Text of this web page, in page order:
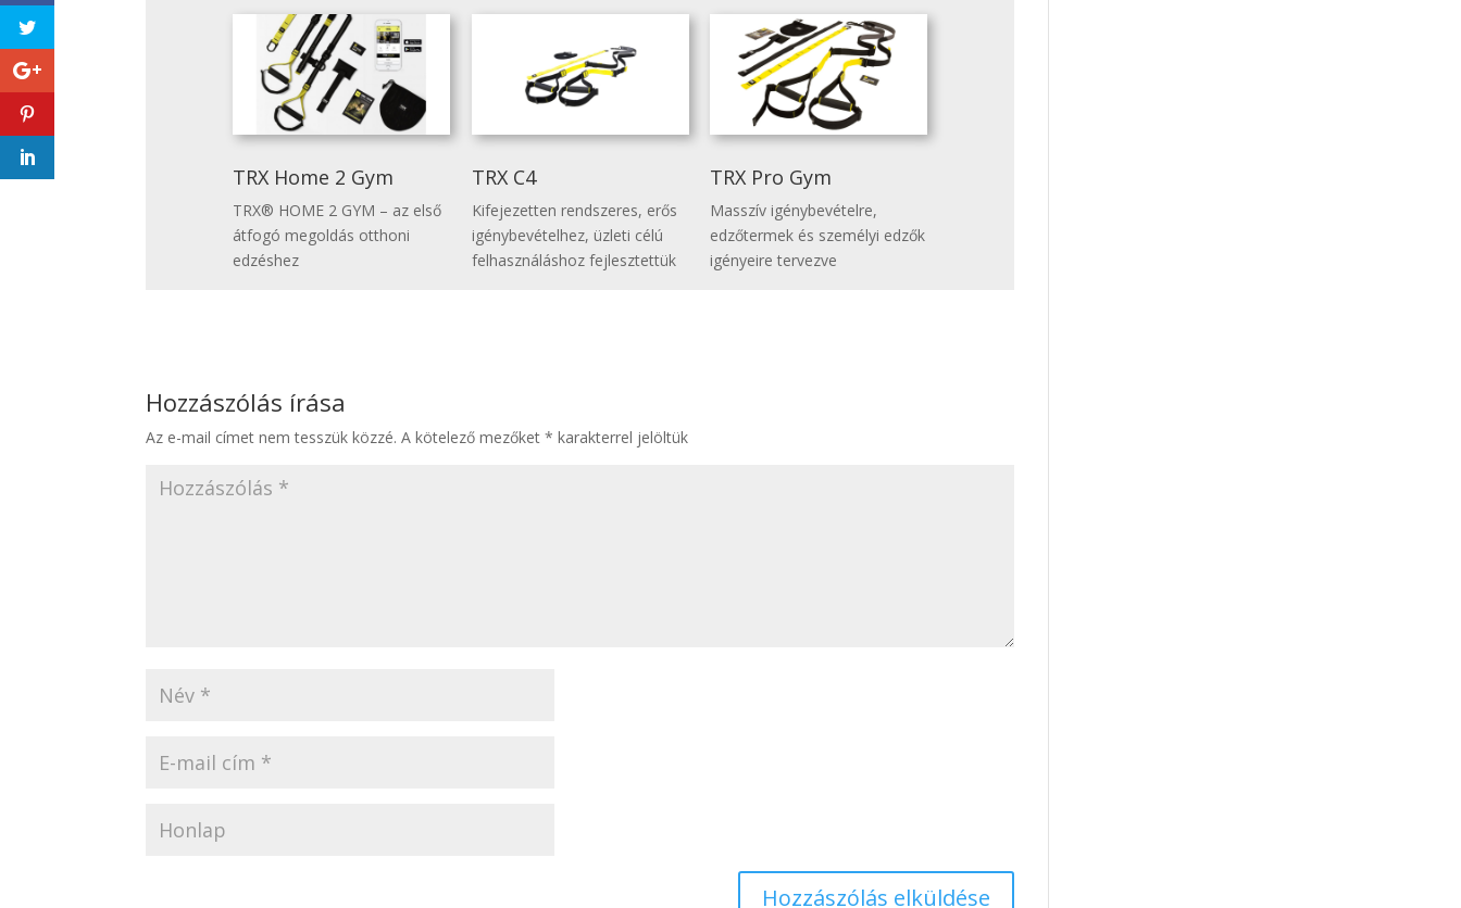
TRX Home 2 Gym
TRX® HOME 2 GYM – az első
átfogó megoldás otthoni
edzéshez
TRX C4
Kifejezetten rendszeres, erős
igénybevételhez, üzleti célú
felhasználáshoz fejlesztettük
TRX Pro Gym
Masszív igénybevételre,
edzőtermek és személyi edzők
igényeire tervezve
Hozzászólás írása
Az e-mail címet nem tesszük közzé. A kötelező mezőket* karakterrel jelöltük